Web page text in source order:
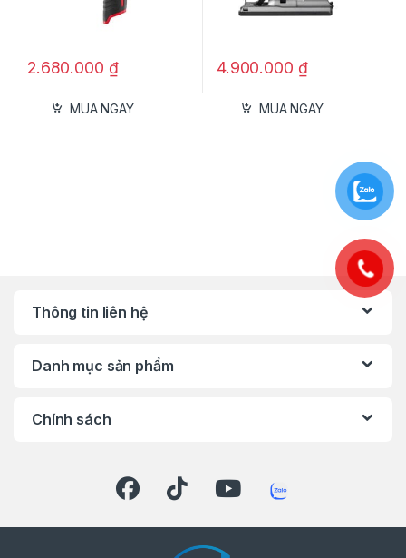
2.680.000 ₫
MUA NGAY
4.900.000 ₫
MUA NGAY
Thông tin liên hệ
Danh mục sản phẩm
Chính sách